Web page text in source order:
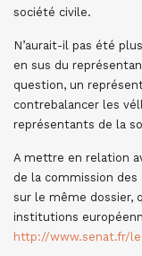
société civile.
N’aurait-il pas été
en sus du
question, un
contrebalancer les
représentants de la
A mettre en relation
de la commission des
sur le même dossier,
institutions
http://www.senat.fr/